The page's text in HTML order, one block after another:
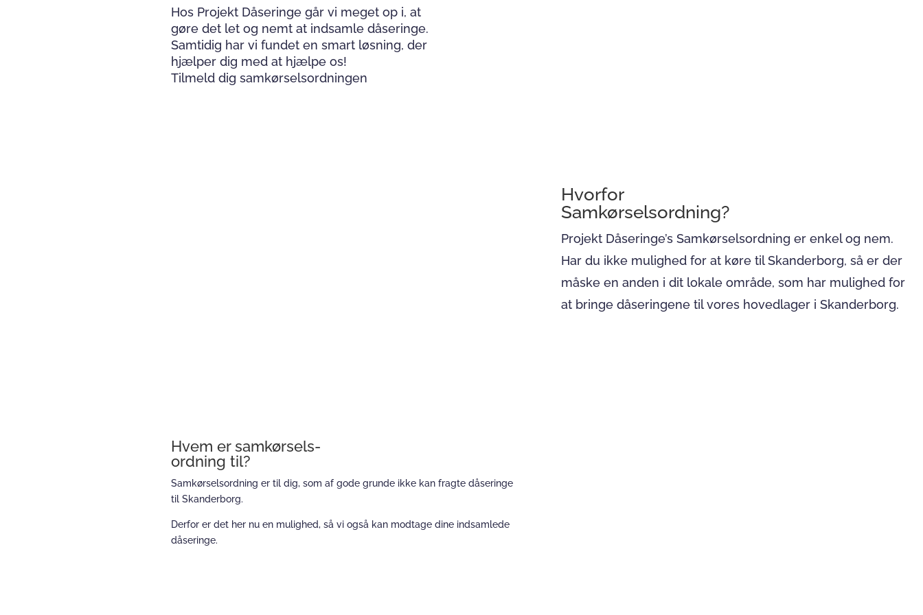
Hos Projekt Dåseringe går vi meget op i, at
gøre det let og nemt at indsamle dåseringe.
Samtidig har vi fundet en smart løsning, der
hjælper dig med at hjælpe os!
Tilmeld dig samkørselsordningen
Hvorfor
Samkørselsordning?
Projekt Dåseringe’s Samkørselsordning er enkel og nem.
Har du ikke mulighed for at køre til Skanderborg, så er der
måske en anden i dit lokale område, som har mulighed for
at bringe dåseringene til vores hovedlager i Skanderborg.
Hvem er samkørsels-
ordning til?
Samkørselsordning er til dig, som af gode grunde ikke kan fragte dåseringe
til Skanderborg.
Derfor er det her nu en mulighed, så vi også kan modtage dine indsamlede
dåseringe.